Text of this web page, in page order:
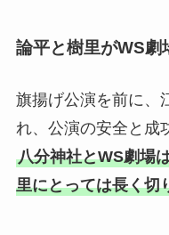
論平と樹里がWS劇
旗揚げ公演を前に、
れ、公演の安全と成
八分神社とWS劇場
里にとっては長く切